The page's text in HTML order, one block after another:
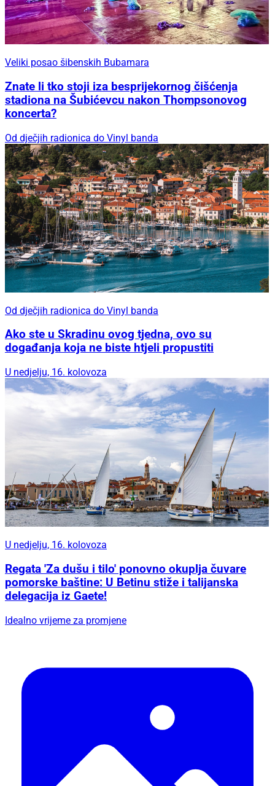
Veliki posao šibenskih Bubamara
Znate li tko stoji iza besprijekornog čišćenja
stadiona na Šubićevcu nakon Thompsonovog
koncerta?
Od dječjih radionica do Vinyl banda
Od dječjih radionica do Vinyl banda
Ako ste u Skradinu ovog tjedna, ovo su
događanja koja ne biste htjeli propustiti
U nedjelju, 16. kolovoza
U nedjelju, 16. kolovoza
Regata 'Za dušu i tilo' ponovno okuplja čuvare
pomorske baštine: U Betinu stiže i talijanska
delegacija iz Gaete!
Idealno vrijeme za promjene